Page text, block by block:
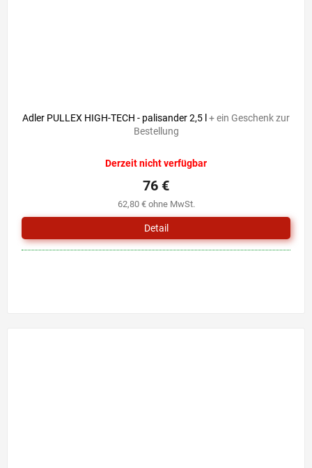
Adler PULLEX HIGH-TECH - palisander 2,5 l + ein Geschenk zur
Bestellung
Derzeit nicht verfügbar
62,80 € ohne MwSt.
76 €
Detail